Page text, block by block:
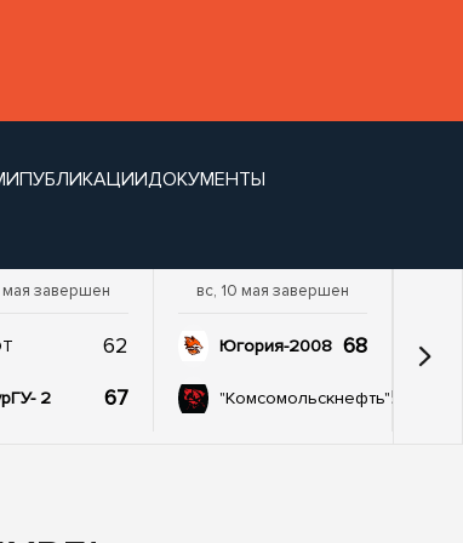
ПУБЛИКАЦИИДОКУМЕНТЫ
мая завершен
62
2 67
вс, 10 мая завершен
Югория-2008 68
"Комсомольскнефть"57